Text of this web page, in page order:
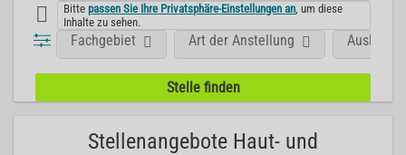
Bittepassen Sie Ihre Privatsphäre-Einstellungen an , um diese
Inhalte zu sehen.
Fachgebiet Art der Anstellung Ausland
Stellenangebote Haut- und